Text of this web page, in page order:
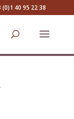
(0)1 40 95 22 38